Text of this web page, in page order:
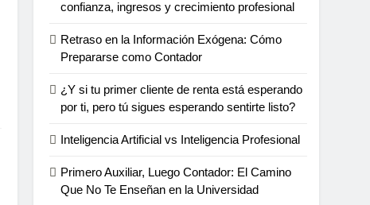
confianza, ingresos y crecimiento profesional
Retraso en la Información Exógena: Cómo
Prepararse como Contador
¿Y si tu primer cliente de renta está esperando
por ti, pero tú sigues esperando sentirte listo?
Inteligencia Artificial vs Inteligencia Profesional
Primero Auxiliar, Luego Contador: El Camino
Que No Te Enseñan en la Universidad